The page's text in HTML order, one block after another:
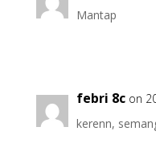
Mantap
febri 8c on
kerenn,